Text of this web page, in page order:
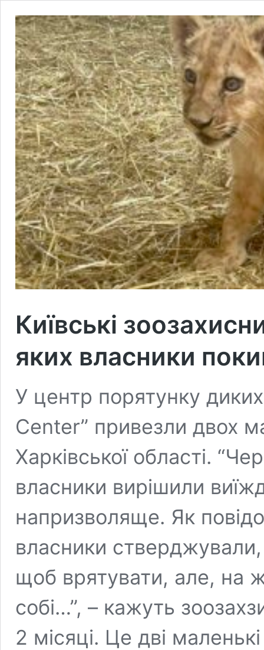
Київські
яких власники
У центр порятунку
Center” привезли двох
Харківської області.
власники вирішили
напризволяще. Як
власники
щоб врятувати, але, на
собі…”, – кажуть
2 місяці. Це дві